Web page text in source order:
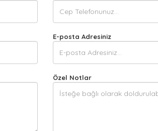
E-posta Adresiniz
Özel Notlar